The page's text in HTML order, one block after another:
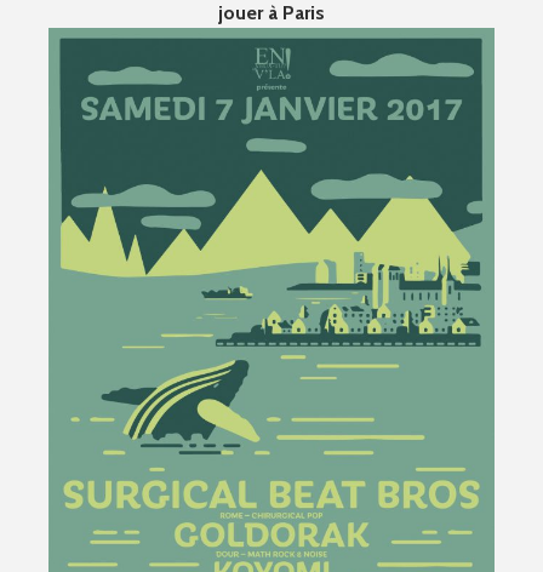
jouer à Paris